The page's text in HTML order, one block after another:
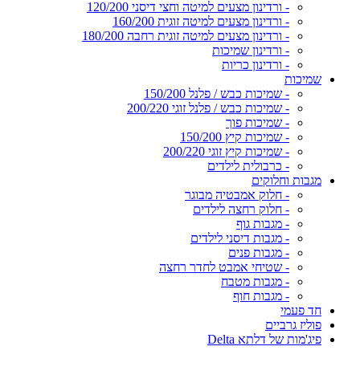
- ורדינון מצעים למיטה וחצי דיסני 120/200
- ורדינון מצעים למיטה זוגית 160/200
- ורדינון מצעים למיטה זוגית רחבה 180/200
- ורדינון שמיכות
- ורדינון כריות
שמיכות
- שמיכות כבש / פלנל 150/200
- שמיכות כבש / פלנל זוגי 200/220
- שמיכות פוך
- שמיכות קיץ 150/200
- שמיכות קיץ זוגי 200/220
- כרבולית לילדים
מגבות וחלוקים
- חלוק אמבטיה מבוגר
- חלוק רחצה לילדים
- מגבות גוף
- מגבות דיסני לילדים
- מגבות פנים
- שטיחי אמבט לחדר רחצה
- מגבות מטבח
- מגבות חוף
חד פעמי
פוליז גרביים
פיג'מות של דלתא Delta